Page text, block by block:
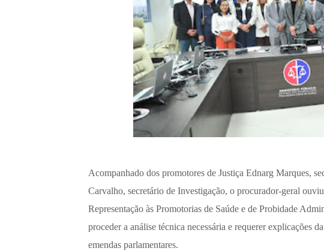
Acompanhado dos promotores de Justiça Ednarg Marques,
Carvalho, secretário de Investigação, o procurador-geral
Representação às Promotorias de Saúde e de Probidade
proceder a análise técnica necessária e requerer explicações
emendas parlamentares.